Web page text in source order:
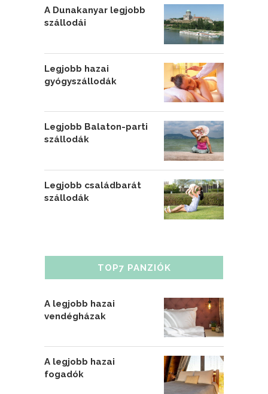
A Dunakanyar legjobb
szállodái
Legjobb hazai
gyógyszállodák
Legjobb Balaton-parti
szállodák
Legjobb családbarát
szállodák
TOP7 PANZIÓK
A legjobb hazai
vendégházak
A legjobb hazai
fogadók